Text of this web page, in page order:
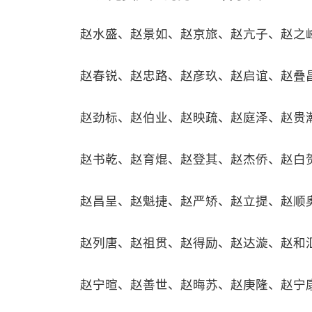
赵水盛、赵景如、赵京旅、赵亢子、赵之
赵春锐、赵忠路、赵彦玖、赵启谊、赵叠
赵劲标、赵伯业、赵映疏、赵庭泽、赵贵
赵书乾、赵育焜、赵登其、赵杰侨、赵白
赵昌呈、赵魁捷、赵严矫、赵立提、赵顺
赵列唐、赵祖贯、赵得励、赵达漩、赵和
赵宁暄、赵善世、赵晦苏、赵庚隆、赵宁